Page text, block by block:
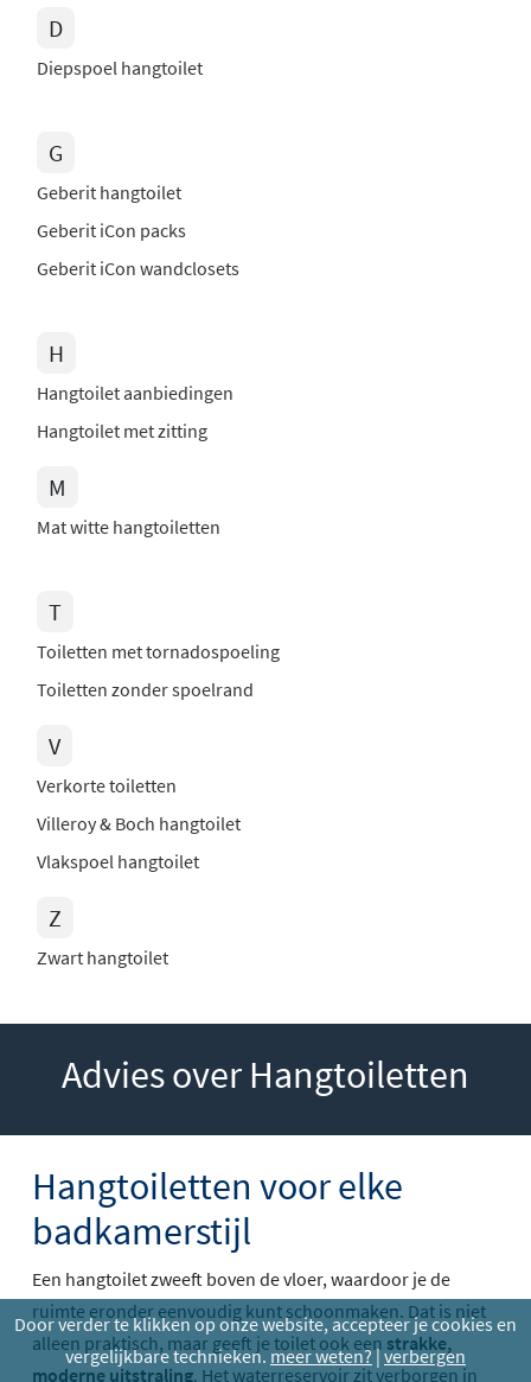
Door verder te klikken op onze website, accepteer je cookies en
vergelijkbare technieken.meer weten?|verbergen
D
Diepspoel hangtoilet
G
Geberit hangtoilet
Geberit iCon packs
Geberit iCon wandclosets
H
Hangtoilet aanbiedingen
Hangtoilet met zitting
M
Mat witte hangtoiletten
T
Toiletten met tornadospoeling
Toiletten zonder spoelrand
V
Verkorte toiletten
Villeroy & Boch hangtoilet
Vlakspoel hangtoilet
Z
Zwart hangtoilet
Advies over Hangtoiletten
Hangtoiletten voor elke
badkamerstijl
Een hangtoilet zweeft boven de vloer, waardoor je de
ruimte eronder eenvoudig kunt schoonmaken. Dat is niet
alleen praktisch, maar geeft je toilet ook een strakke,
moderne uitstraling. Het waterreservoir zit verborgen in